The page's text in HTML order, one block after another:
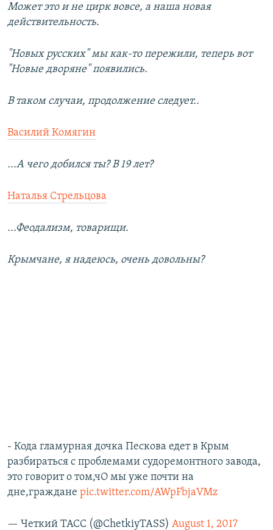
Может это и не цирк вовсе, а наша новая
действительность.
"Новых русских" мы как-то пережили, теперь вот
"Новые дворяне" появились.
В таком случаи, продолжение следует..
Василий Комягин
...А чего добился ты? В 19 лет?
Наталья Стрельцова
...Феодализм, товарищи.
Крымчане, я надеюсь, очень довольны?
- Кода гламурная дочка Пескова едет в Крым
разбираться с проблемами судоремонтного завода,
это говорит о том,чО мы уже почти на
дне,граждане pic.twitter.com/AWpFbjaVMz
— Четкий ТАСС (@ChetkiyTASS) August 1, 2017